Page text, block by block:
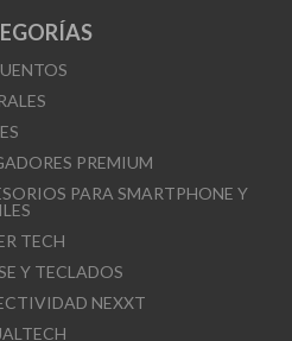
PREMIUM
PARA SMARTPHONE Y
TECH
Y TECLADOS
NEXXT